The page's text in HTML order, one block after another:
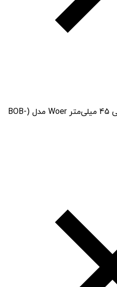
دو نظام حرارتی کابل با قطر اصلی 45 میلی‌متر Woer مدل (BOB-